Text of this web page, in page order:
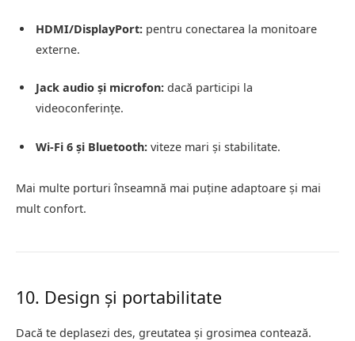
HDMI/DisplayPort: pentru conectarea la monitoare
externe.
Jack audio și microfon: dacă participi la
videoconferințe.
Wi-Fi 6 și Bluetooth: viteze mari și stabilitate.
Mai multe porturi înseamnă mai puține adaptoare și mai
mult confort.
10. Design și portabilitate
Dacă te deplasezi des, greutatea și grosimea contează.